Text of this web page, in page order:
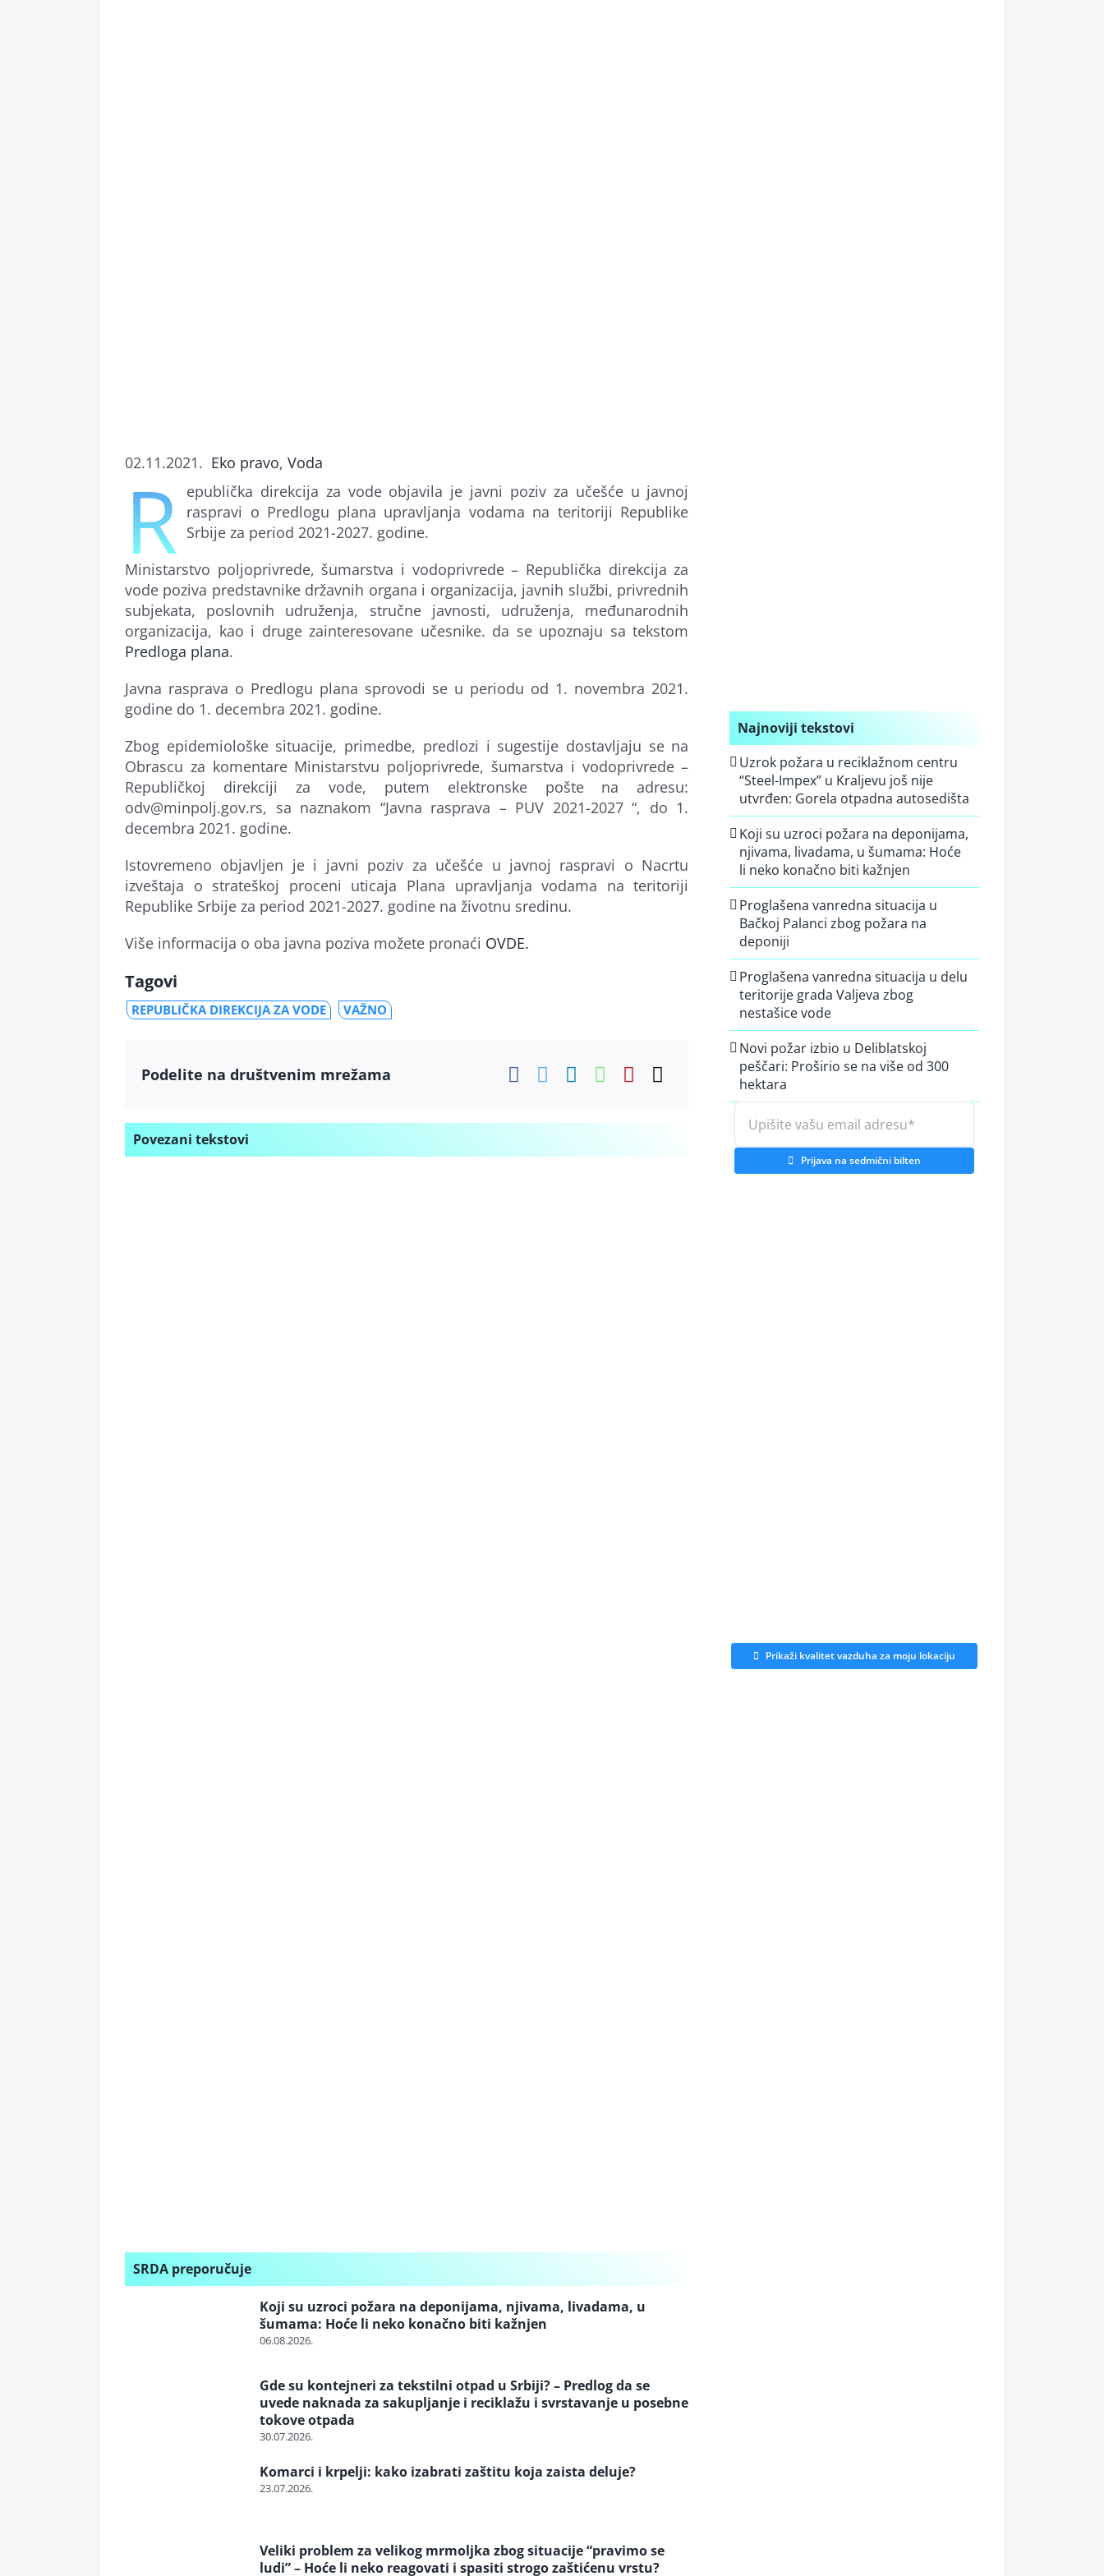
02.11.2021. Eko pravo, Voda
R epublička direkcija za vode objavila je javni poziv za učešće u javnoj
raspravi o Predlogu plana upravljanja vodama na teritoriji Republike
Srbije za period 2021-2027. godine.
Ministarstvo poljoprivrede, šumarstva i vodoprivrede – Republička direkcija za
vode poziva predstavnike državnih organa i organizacija, javnih službi, privrednih
subjekata, poslovnih udruženja, stručne javnosti, udruženja, međunarodnih
organizacija, kao i druge zainteresovane učesnike. da se upoznaju sa tekstom
Predloga plana.
Javna rasprava o Predlogu plana sprovodi se u periodu od 1. novembra 2021.
godine do 1. decembra 2021. godine.
Zbog epidemiološke situacije, primedbe, predlozi i sugestije dostavljaju se na
Obrascu za komentare Ministarstvu poljoprivrede, šumarstva i vodoprivrede –
Republičkoj direkciji za vode, putem elektronske pošte na adresu:
odv@minpolj.gov.rs, sa naznakom “Javna rasprava – PUV 2021-2027 “, do 1.
decembra 2021. godine.
Istovremeno objavljen je i javni poziv za učešće u javnoj raspravi o Nacrtu
izveštaja o strateškoj proceni uticaja Plana upravljanja vodama na teritoriji
Republike Srbije za period 2021-2027. godine na životnu sredinu.
Više informacija o oba javna poziva možete pronaći OVDE.
Tagovi
REPUBLIČKA DIREKCIJA ZA VODE VAŽNO
Podelite na društvenim mrežama
Povezani tekstovi
SRDA preporučuje
Koji su uzroci požara na deponijama, njivama, livadama, u
šumama: Hoće li neko konačno biti kažnjen
06.08.2026.
Gde su kontejneri za tekstilni otpad u Srbiji? – Predlog da se
uvede naknada za sakupljanje i reciklažu i svrstavanje u posebne
tokove otpada
30.07.2026.
Komarci i krpelji: kako izabrati zaštitu koja zaista deluje?
23.07.2026.
Veliki problem za velikog mrmoljka zbog situacije “pravimo se
ludi” – Hoće li neko reagovati i spasiti strogo zaštićenu vrstu?
Najnoviji tekstovi
Uzrok požara u reciklažnom centru
“Steel-Impex” u Kraljevu još nije
utvrđen: Gorela otpadna autosedišta
Koji su uzroci požara na deponijama,
njivama, livadama, u šumama: Hoće
li neko konačno biti kažnjen
Proglašena vanredna situacija u
Bačkoj Palanci zbog požara na
deponiji
Proglašena vanredna situacija u delu
teritorije grada Valjeva zbog
nestašice vode
Novi požar izbio u Deliblatskoj
peščari: Proširio se na više od 300
hektara
Prijava na sedmični bilten
Prikaži kvalitet vazduha za moju lokaciju